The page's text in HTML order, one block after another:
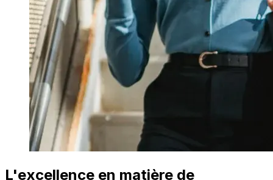
L'excellence en matière de